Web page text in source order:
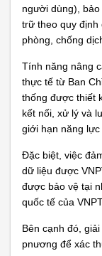
người dùng),
trữ theo quy định
phòng, chống
Tính năng nâng
thực tế từ Ban
thống được thiết
kết nối, xử lý và
giới hạn năng lực
Đặc biệt, việc
dữ liệu được
được bảo vệ tại
quốc tế của
Bên cạnh đó,
pnương để xác